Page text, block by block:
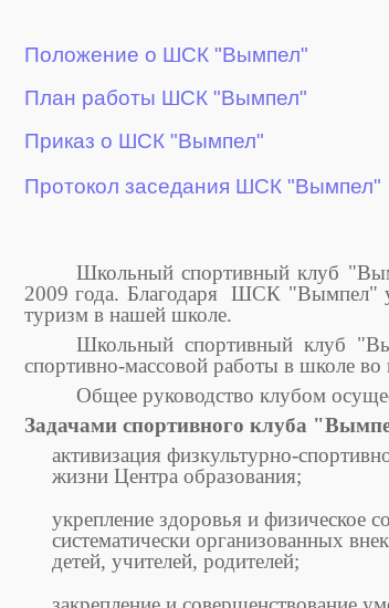
Положение о ШСК "Вымпел"
План работы ШСК "Вымпел"
Приказ о ШСК "Вымпел"
Протокол заседания ШСК "Вымпел"
Школьный спортивный клуб
2009 года. Благодаря ШСК "Вымпел"
туризм в нашей школе.
Школьный спортивный клуб
спортивно-массовой работы в школе во
Общее руководство клубом
Задачами спортивного клуба
активизация физкультурно-
жизни Центра образования;
укрепление здоровья и физическое
систематически организованных
детей, учителей, родителей;